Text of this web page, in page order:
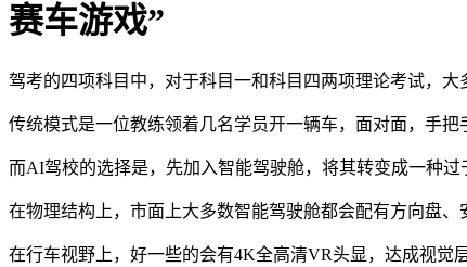
赛车游戏”
驾考的四项科目中，对于科目一和科目四两项理论考试，
传统模式是一位教练领着几名学员开一辆车，面对面，手把
而AI驾校的选择是，先加入智能驾驶舱，将其转变成一种
在物理结构上，市面上大多数智能驾驶舱都会配有方向盘
在行车视野上，好一些的会有4K全高清VR头显，达成视觉